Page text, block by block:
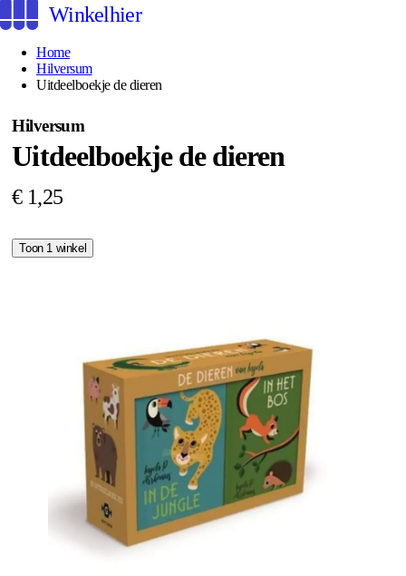
Winkelhier
Home
Hilversum
Uitdeelboekje de dieren
Hilversum
Uitdeelboekje de dieren
€ 1,25
Toon 1 winkel